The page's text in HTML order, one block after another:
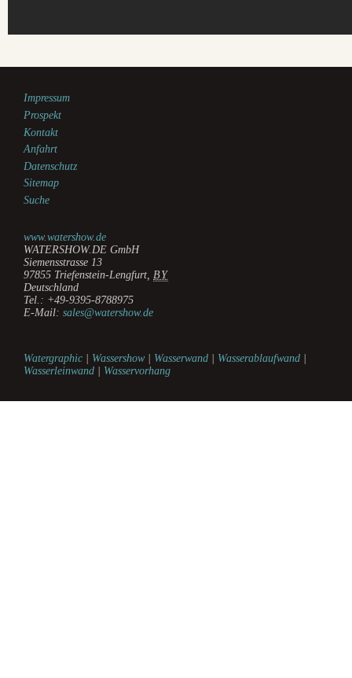
Impressum
Prospekt
Kontakt
Anfahrt
Datenschutz
Sitemap
Suche
www.watershow.de
WATERSHOW.DE GmbH
Siemensstrasse 13
97855 Triefenstein-Lengfurt BY
Deutschland
Tel.: +49-9395-8788975
E-Mail: sales@watershow.de
Watergraphic | Wassershow| Wasserwand | Wasserablaufwand |
Wasserleinwand | Wasservorhang